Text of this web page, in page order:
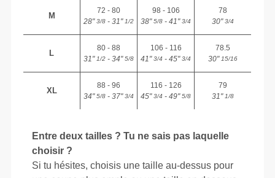
M
72 - 80
28"3/8 - 31"1/2
98 - 106
38"5/8 - 41"3/4
78
30"3/4
L
80 - 88
31"1/2 - 34"5/8
106 - 116
41"3/4 - 45"3/4
78.5
30"15/16
XL
88 - 96
34"5/8 - 37"3/4
116 - 126
45"3/4 - 49"5/8
79
31"1/8
Entre deux tailles ? Tu ne sais pas laquelle
choisir ?
Si tu hésites, choisis une taille au-dessus pour